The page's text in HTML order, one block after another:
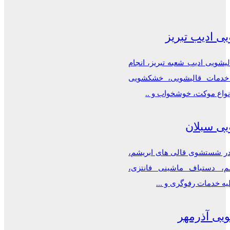
ادیب تبریز
ادیب شعبه تبریز، انجام
قالیشویی، خشکشویی
موکت، خوشخواب و ..
سبلان
شستشوی قالی های ابریشم،
دستباف ماشینی فانتزی،
خدمات رفوگری و ...
آذرمهر